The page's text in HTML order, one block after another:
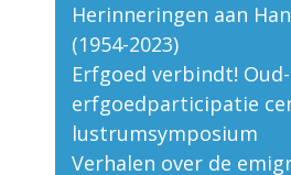
Herinneringen aan
(1954-2023)
Erfgoed verbindt!
erfgoedparticipatie
lustrumsymposium
Verhalen over de